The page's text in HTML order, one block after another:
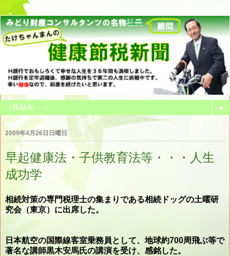
▼
2009年4月26日日曜日
早起健康法・子供教育法等・・・人生
成功学
相続対策の専門税理士の集まりである相続ドッグの土曜研
究会（東京）に出席した。
日本航空の国際線客室乗務員として、地球約700周飛ぶ等で
著名な講師黒木安馬氏の講演を受け、感銘した。